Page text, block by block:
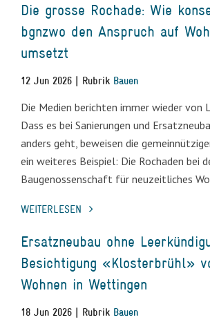
Die grosse Rochade: Wie
bgnzwo den Anspruch auf
umsetzt
12 Jun 2026 | Rubrik Bauen
Die Medien berichten immer wieder von
Dass es bei Sanierungen und
anders geht, beweisen die
ein weiteres Beispiel: Die Rochaden bei
Baugenossenschaft für neuzeitliches
WEITERLESEN
Ersatzneubau ohne
Besichtigung «Klosterbrühl»
Wohnen in Wettingen
18 Jun 2026 | Rubrik Bauen